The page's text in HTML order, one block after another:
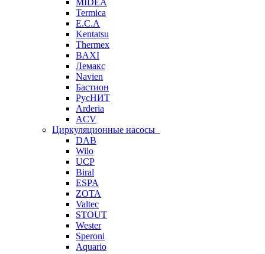
MIDEA
Termica
E.C.A
Kentatsu
Thermex
BAXI
Лемакс
Navien
Бастион
РусНИТ
Arderia
ACV
Циркуляционные насосы
DAB
Wilo
UCP
Biral
ESPA
ZOTA
Valtec
STOUT
Wester
Speroni
Aquario